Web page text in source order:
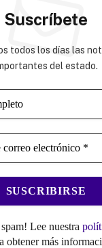
Suscríbete
todos los días las
del estado.
Lee nuestra
obtener más